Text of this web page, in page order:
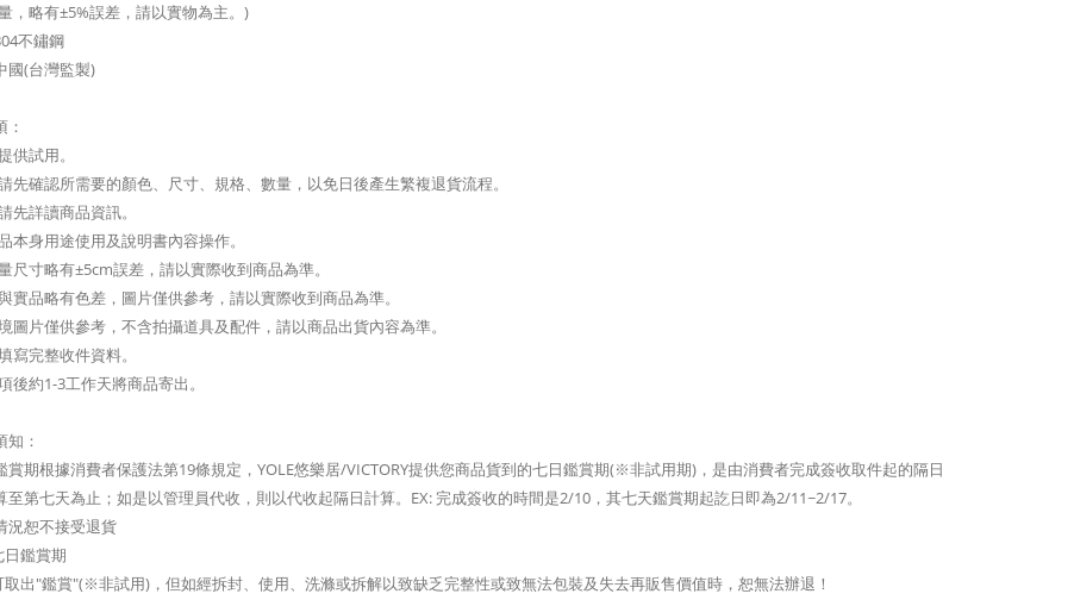
，略有±5%誤差，請以實物為主。)
不鏽鋼
國(台灣監製)
：
供試用。
先確認所需要的顏色、尺寸、規格、數量，以免日後產生繁複退貨流程。
先詳讀商品資訊。
本身用途使用及說明書內容操作。
尺寸略有±5cm誤差，請以實際收到商品為準。
實品略有色差，圖片僅供參考，請以實際收到商品為準。
圖片僅供參考，不含拍攝道具及配件，請以商品出貨內容為準。
寫完整收件資料。
後約1-3工作天將商品寄出。
知：
期根據消費者保護法第19條規定，YOLE悠樂居/VICTORY提供您商品貨到的七日鑑賞期(※非試用期)，是由消費者完成簽收取件起的隔日
至第七天為止；如是以管理員代收，則以代收起隔日計算。EX: 完成簽收的時間是2/10，其七天鑑賞期起訖日即為2/11~2/17。
況恕不接受退貨
日鑑賞期
取出"鑑賞"(※非試用)，但如經拆封、使用、洗滌或拆解以致缺乏完整性或致無法包裝及失去再販售價值時，恕無法辦退！